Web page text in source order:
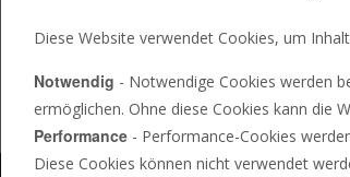
Diese Website verwendet Cookies, um
Notwendig - Notwendige Cookies werden
ermöglichen. Ohne diese Cookies kann die
Performance - Performance-Cookies
Diese Cookies können nicht verwendet